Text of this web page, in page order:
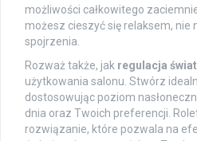
możliwości całkowitego
możesz cieszyć się relaksem, nie
spojrzenia.
Rozważ także, jak regulacja
użytkowania salonu. Stwórz
dostosowując poziom
dnia oraz Twoich preferencji.
rozwiązanie, które pozwala na